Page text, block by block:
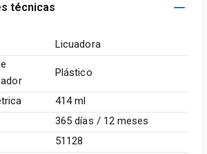
técnicas
Licuadora
Plástico
414 ml
365 días / 12 meses
51128